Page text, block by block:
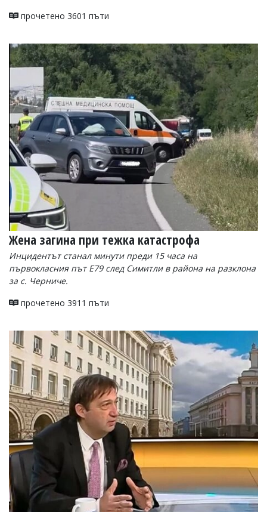
прочетено 3601 пъти
Жена загина при тежка катастрофа
Инцидентът станал минути преди 15 часа на
първокласния път Е79 след Симитли в района на разклона
за с. Черниче.
прочетено 3911 пъти